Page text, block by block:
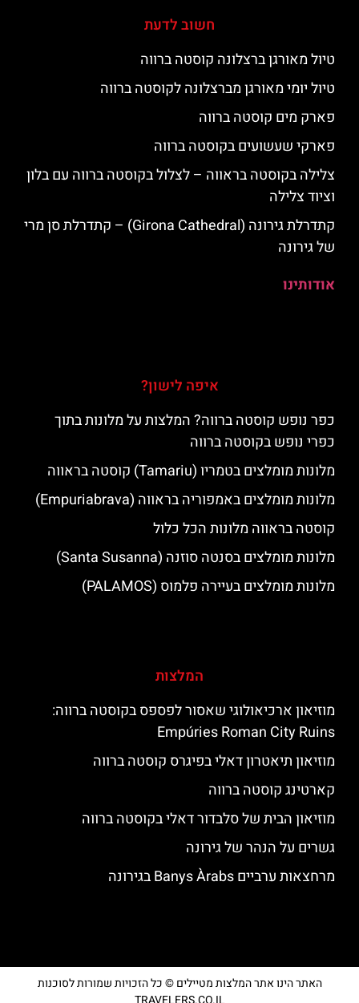
חשוב לדעת
טיול מאורגן ברצלונה קוסטה ברווה
טיול יומי מאורגן מברצלונה לקוסטה ברווה
פארק מים קוסטה ברווה
פארקי שעשועים בקוסטה ברווה
צלילה בקוסטה בראווה – לצלול בקוסטה ברווה עם בלון
וציוד צלילה
קתדרלת גירונה (Girona Cathedral) – קתדרלת סן מרי
של גירונה
אודותינו
איפה לישון?
כפר נופש קוסטה ברווה? המלצות על מלונות בתוך
כפרי נופש בקוסטה ברווה
מלונות מומלצים בטמריו (Tamariu) קוסטה בראווה
מלונות מומלצים באמפוריה בראווה (Empuriabrava)
קוסטה בראווה מלונות הכל כלול
מלונות מומלצים בסנטה סוזנה (Santa Susanna)
מלונות מומלצים בעיירה פלמוס (PALAMOS)
המלצות
מוזיאון ארכיאולוגי שאסור לפספס בקוסטה ברווה:
Empúries Roman City Ruins
מוזיאון תיאטרון דאלי בפיגרס קוסטה ברווה
קארטינג קוסטה ברווה
מוזיאון הבית של סלבדור דאלי בקוסטה ברווה
גשרים על הנהר של גירונה
מרחצאות ערביים Banys Àrabs בגירונה
האתר הינו אתר המלצות מטיילים © כל הזכויות שמורות לסוכנות